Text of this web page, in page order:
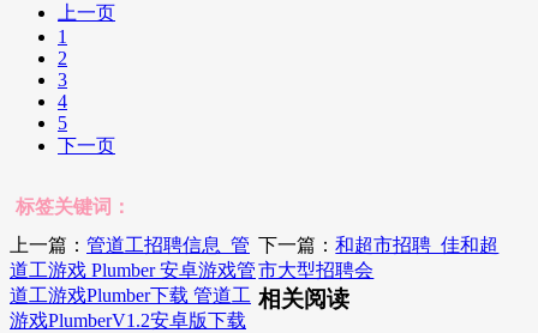
上一页
1
2
3
4
5
下一页
标签关键词：
上一篇： 管道工招聘信息_管
道工游戏 Plumber 安卓游戏管
道工游戏Plumber下载 管道工
游戏PlumberV1.2安卓版下载
下一篇：和超市招聘_佳和超
市大型招聘会
相关阅读